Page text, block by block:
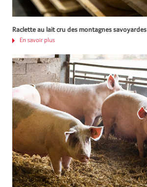
Raclette au lait cru des montagnes savoyardes
En savoir plus